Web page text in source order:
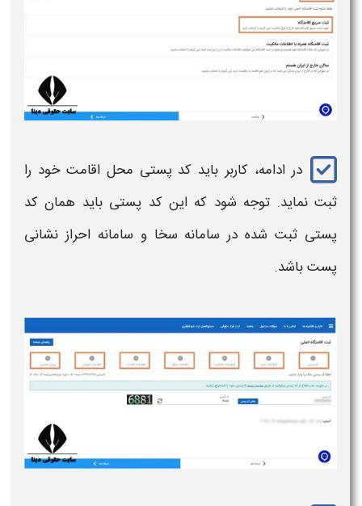
در ادامه، کاربر باید کد پستی محل اقامت خود را
ثبت نماید. توجه شود که این کد پستی باید همان کد
پستی ثبت شده در سامانه سخاو سامانه احراز نشانی
پستباشد.